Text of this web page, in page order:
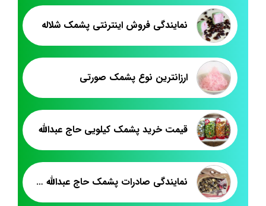
نمایندگی فروش اینترنتی پشمک شلاله
ارزانترین نوع پشمک صورتی
قیمت خرید پشمک کیلویی حاج عبدالله
نمایندگی صادرات پشمک حاج عبدالله به پاکستان